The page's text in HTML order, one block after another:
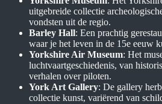
uitgebreide collectie
vondsten uit de regio.
Barley Hall: Een prachtig
waar je het leven in de 15e eeuw
Yorkshire Air Museum: Het
luchtvaartgeschiedenis, van
verhalen over piloten.
York Art Gallery: De gallery
collectie kunst, variërend van